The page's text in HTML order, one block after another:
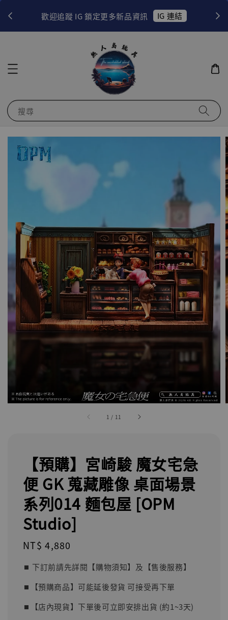
歡迎追蹤 IG 鎖定更多新品資訊 IG 連結
搜尋
1 / 11
【預購】宮崎駿 魔女宅急
便 GK 蒐藏雕像 桌面場景
系列014 麵包屋 [OPM
Studio]
Regular
NT$ 4,880
⏹︎ 下訂前請先詳閱【購物須知】及【售後服務】
⏹︎【預購商品】可能延後發貨 可接受再下單
⏹︎【店內現貨】下單後可立即安排出貨 (約1~3天)